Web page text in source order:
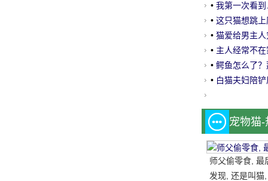
• 我第一次看
子!
• 这只猫想跳
最后.....。
• 猫爱给男主
是踩在了地方
• 主人经常不
己..。
• 鳄鱼怎么了
• 白猫夫妇陪
宠物猫
师父偷零食, 最
发现, 还是叫猫